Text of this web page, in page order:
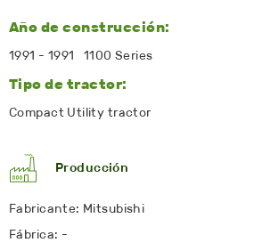
Año de construcción:
1991 - 1991 1100 Series
Tipo de tractor:
Compact Utility tractor
Producción
Fabricante: Mitsubishi
Fábrica: -